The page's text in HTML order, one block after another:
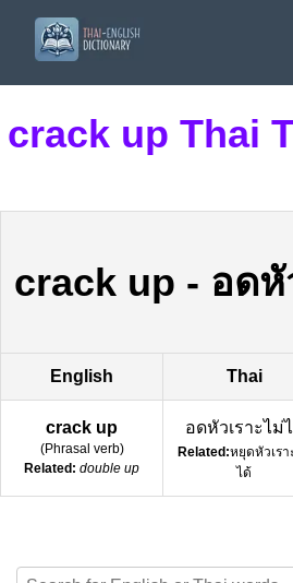
crack up Thai
crack up - อดหั
English Thai
crack up
(Phrasal verb)
Related: double up
อดหัวเราะไม่
Related:หยุดหัวเรา
ได้